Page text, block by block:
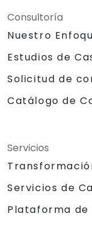
Consultoría
Nuestro
Estudios de
Solicitud de
Catálogo de
Servicios
Servicios de
Plataforma